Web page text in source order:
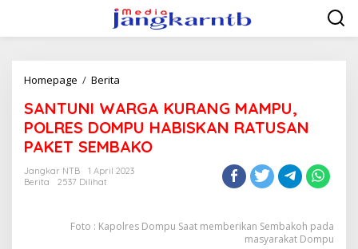
konten
Homepage / Berita
KURANG
MAMPU,
POLRES
DOMPU
HABISKAN
SANTUNI WARGA KURANG MAMPU,
POLRES DOMPU HABISKAN RATUSAN
PAKET SEMBAKO
Jangkar NTB
1 April 2023
Berita
2537 Dilihat
Foto : Kapolres Dompu Saat memberikan Sembakoh pada
masyarakat Dompu